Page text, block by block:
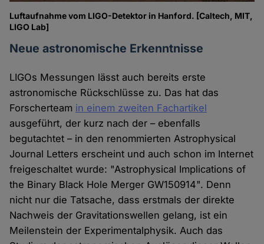
Luftaufnahme vom LIGO-Detektor in Hanford. [Caltech, MIT,
LIGO Lab]
Neue astronomische Erkenntnisse
LIGOs Messungen lässt auch bereits erste
astronomische Rückschlüsse zu. Das hat das
Forscherteam in einem zweiten Fachartikel
ausgeführt, der kurz nach der – ebenfalls
begutachtet – in den renommierten Astrophysical
Journal Letters erscheint und auch schon im Internet
freigeschaltet wurde: "Astrophysical Implications of
the Binary Black Hole Merger GW150914". Denn
nicht nur die Tatsache, dass erstmals der direkte
Nachweis der Gravitationswellen gelang, ist ein
Meilenstein der Experimentalphysik. Auch das